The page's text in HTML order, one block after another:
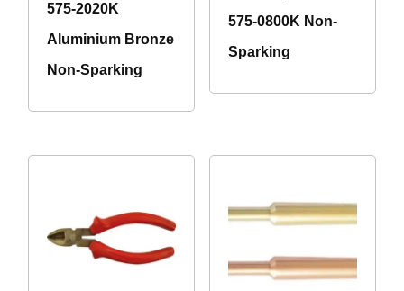
575-2020K
Aluminium Bronze
Non-Sparking
575-0800K Non-
Sparking